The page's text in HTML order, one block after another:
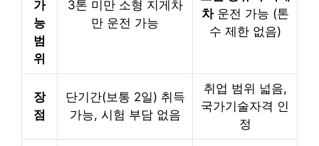
가
능
범
위
3톤 미만 소형 지게차
만 운전 가능
차운전 가능 (톤
수 제한 없음)
장
점
단기간(보통 2일) 취득
가능, 시험 부담 없음
취업 범위 넓음,
국가기술자격 인
정